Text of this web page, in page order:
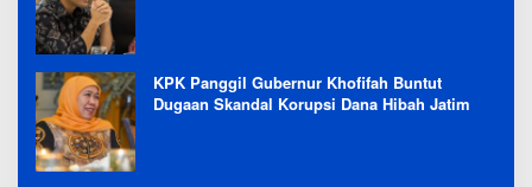
KPK Panggil Gubernur Khofifah Buntut
Dugaan Skandal Korupsi Dana Hibah Jatim